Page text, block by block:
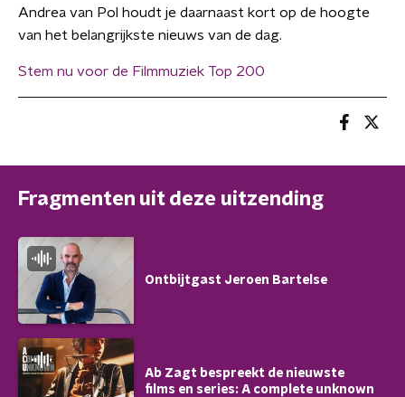
Andrea van Pol houdt je daarnaast kort op de hoogte
van het belangrijkste nieuws van de dag.
Stem nu voor de Filmmuziek Top 200
Fragmenten uit deze uitzending
Ontbijtgast Jeroen Bartelse
Ab Zagt bespreekt de nieuwste
films en series: A complete unknown